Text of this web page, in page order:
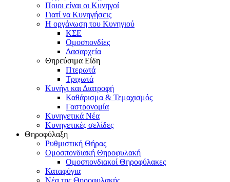
Ποιοι είναι οι Κυνηγοί
Γιατί να Κυνηγήσεις
Η οργάνωση του Κυνηγιού
ΚΣΕ
Ομοσπονδίες
Δασαρχεία
Θηρεύσιμα Είδη
Πτερωτά
Τριχωτά
Κυνήγι και Διατροφή
Καθάρισμα & Τεμαχισμός
Γαστρονομία
Κυνηγετικά Νέα
Κυνηγετικές σελίδες
Θηροφύλαξη
Ρυθμιστική Θήρας
Ομοσπονδιακή Θηροφυλακή
Oμοσπονδιακοί Θηροφύλακες
Καταφύγια
Νέα της Θηροφυλακής